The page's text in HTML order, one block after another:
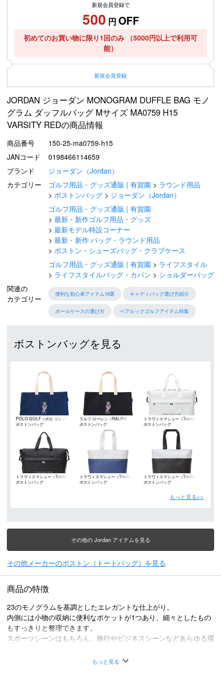
新規会員登録で
500 円 OFF
初めてのお買い物に限り1回のみ
（5000円以上で利用可
能）
新規会員登録
JORDAN ジョーダン MONOGRAM DUFFLE BAG モノ
グラム ダッフルバッグ Mサイズ MA0759 H15
VARSITY REDの商品情報
商品番号
150-25-ma0759-h15
JANコード
0198466114659
ブランド
ジョーダン（Jordan）
カテゴリー
ゴルフ用品・グッズ通販 | 有賀園
ラウンド用品
ボストンバッグ
ジョーダン（Jordan）
ゴルフ用品・グッズ通販 | 有賀園
最新・新作ゴルフ用品・グッズ
最新モデル特設コーナー
最新・新作 バッグ・ラウンド用品
ボストン・シューズバッグ・クラブケース
ゴルフ用品・グッズ通販 | 有賀園
ライフスタイル
ライフスタイルバッグ・カバン
ショルダーバッグ
関連の
カテゴリー
便利な初心者アイテム19選 キャディバッグ選び方紹介
ボールケースの選び方 ペアルックゴルフアイテム特集
ボストンバッグを見る
POLO GOLF（ポロ ゴルフ）
ボストンバッグ
ラルフ ローレン（RALPH
LAUREN）
ボストンバッグ
トラヴィスマシュー（Travis
Mathew）
ボストンバッグ
トラヴィスマシュー（Travis
Mathew）
ボストンバッグ
トラヴィスマシュー（Travis
Mathew）
ボストンバッグ
トラヴィスマシュー（Travis
Mathew）
ボストンバッグ
もっと見る>>
その他の Jordan アイテムを見る
その他メーカーのボストン（トートバッグ）を見る
商品の特徴
23のモノグラムを基調としたエレガントな仕上がり。
内側には小物の収納に便利なポケットが1つあり、細々としたもの
もすっきりと整理できます。
スポーツシーンはもちろん、旅行やビジネスシーンなどあらゆる場
ジャカードモノグラム生地。もっと見る